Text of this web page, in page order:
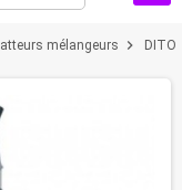
mélangeurs chevron_right DITO